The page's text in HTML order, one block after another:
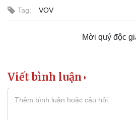
Lịch thi đấu bóng đá
Thế giới thể thao
Tag: VOV
Mời quý độc
Viết bình luận